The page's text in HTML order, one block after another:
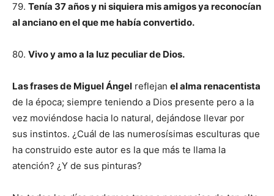
79. Tenía 37 años y ni siquiera mis amigos ya reconocían
al anciano en el que me había convertido.
80. Vivo y amo a la luz peculiar de Dios.
Las frases de Miguel Ángel reflejan el alma renacentista
de la época; siempre teniendo a Dios presente pero a la
vez moviéndose hacia lo natural, dejándose llevar por
sus instintos. ¿Cuál de las numerosísimas esculturas que
ha construido este autor es la que más te llama la
atención? ¿Y de sus pinturas?